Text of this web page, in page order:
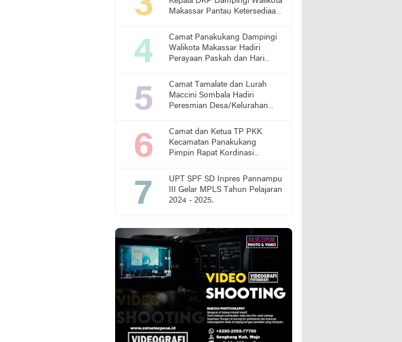
Makassar Pantau Ketersediaan
Camat Panakukang Dampingi
Walikota Makassar Hadiri
Perayaan Paskah dan Hari
Camat Tamalate dan Lurah
Maccini Sombala Hadiri
Peresmian Desa/Kelurahan
Camat dan Ketua TP PKK
Kecamatan Panakukang
Pimpin Rapat Kordinasi
Stunting
UPT SPF SD Inpres Pannampu
III Gelar MPLS Tahun Pelajaran
2024 - 2025.